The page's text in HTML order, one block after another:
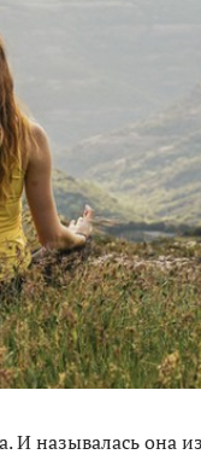
И называлась она